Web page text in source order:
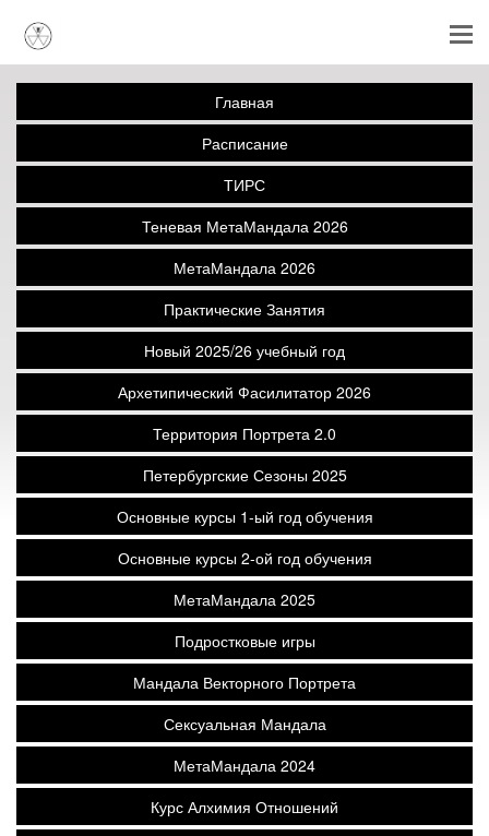
Главная
Расписание
ТИРС
Теневая МетаМандала 2026
МетаМандала 2026
Практические Занятия
Новый 2025/26 учебный год
Архетипический Фасилитатор 2026
Территория Портрета 2.0
Петербургские Сезоны 2025
Основные курсы 1-ый год обучения
Основные курсы 2-ой год обучения
МетаМандала 2025
Подростковые игры
Мандала Векторного Портрета
Сексуальная Мандала
МетаМандала 2024
Курс Алхимия Отношений